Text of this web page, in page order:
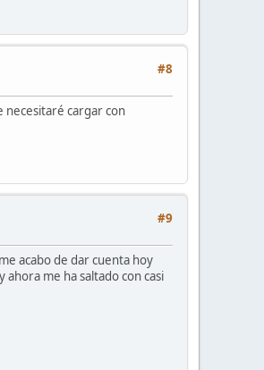
#8
necesitaré cargar con
#9
acabo de dar cuenta hoy
me ha saltado con casi